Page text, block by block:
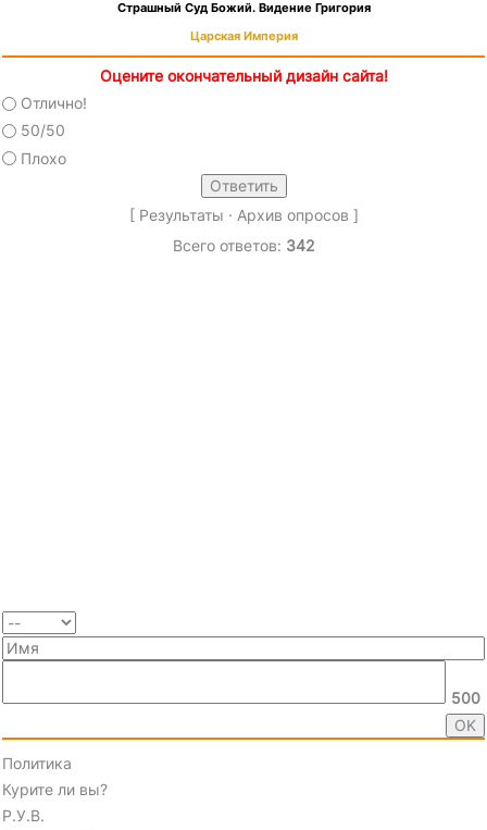
Страшный Суд Божий. Видение Григория
Царская Империя
Оцените окончательный дизайн сайта!
Отлично!
50/50
Плохо
[ Результаты · Архив опросов ]
Всего ответов: 342
500
Политика
Курите ли вы?
Р.У.В.